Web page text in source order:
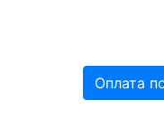
Оплата